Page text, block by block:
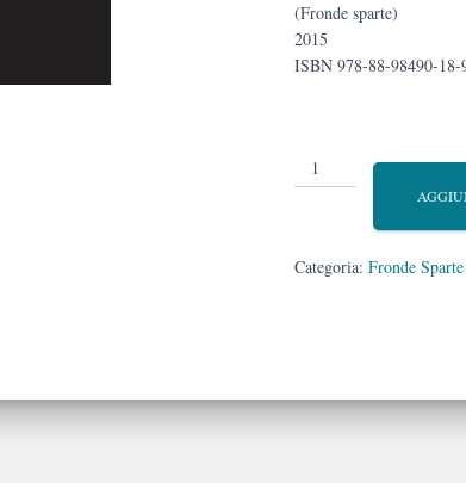
(Fronde sparte)
2015
ISBN 978-88-98490-18-
Gefangenennummer:
42872
Categoria: Fronde Sparte